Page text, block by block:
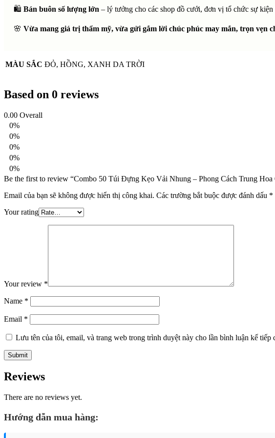
🛍️ Bán buôn số lượng lớn – lý tưởng cho các shop đồ cưới, đơn vị tổ chức sự
🌸 Vừa mang giá trị thẩm mỹ, vừa gửi gắm lời chúc phúc may mắn, trọn vẹn
MÀU SẮC ĐỎ, HỒNG, XANH DA TRỜI
Based on 0 reviews
0.00 Overall
0%
0%
0%
0%
0%
Be the first to review “Combo 50 Túi Đựng Kẹo Vải Nhung – Phong Cách Trung
Email của bạn sẽ không được hiển thị công khai. Các trường bắt buộc được đánh dấu *
Your rating
Your review *
Name *
Email *
Lưu tên của tôi, email, và trang web trong trình duyệt này cho lần bình luận kế tiếp
Reviews
There are no reviews yet.
Hướng dẫn mua hàng: